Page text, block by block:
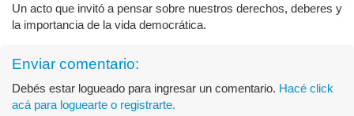
Un acto que invitó a pensar sobre nuestros derechos, deberes y
la importancia de la vida democrática.
Enviar comentario:
Debés estar logueado para ingresar un comentario. Hacé click
acá para loguearte o registrarte.